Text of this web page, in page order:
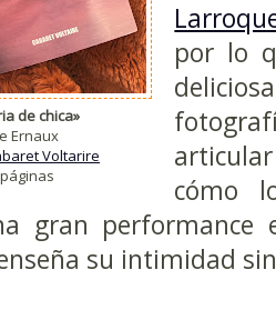
de chica»
Ernaux
Voltarire
por lo
cómo
gran performance
su intimidad